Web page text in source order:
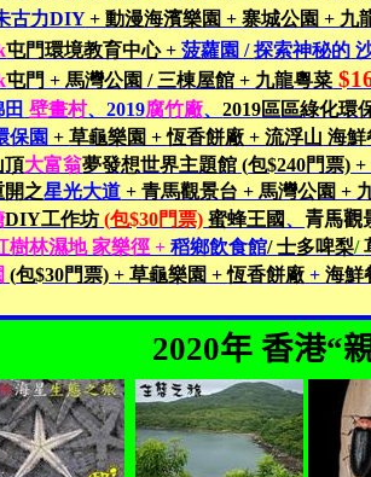
古力DIY+動漫海濱樂園 +寨城公園 + 九
屯門環境教育中心 +菠蘿園 /探索神秘的
屯門 +馬灣公園 / 三棟屋館 + 九龍粵菜
壁畫村、2019腐竹廠、2019區區綠化環
保園 +草龜樂園 +恆香餅廠 +流浮山 海鮮
頂大富翁夢發想世界主題館 (包$240門票) +
開之星光大道 + 青馬觀景台 +馬灣公園 +
DIY工作坊 (包$30門票) 蜜蜂王國、 青馬觀
樹林濕地 家樂徑 +稻鄉飲食館/士多啤梨/
(包$30門票) + 草龜樂園 +恆香餅廠 +海鮮
2020年 香港“